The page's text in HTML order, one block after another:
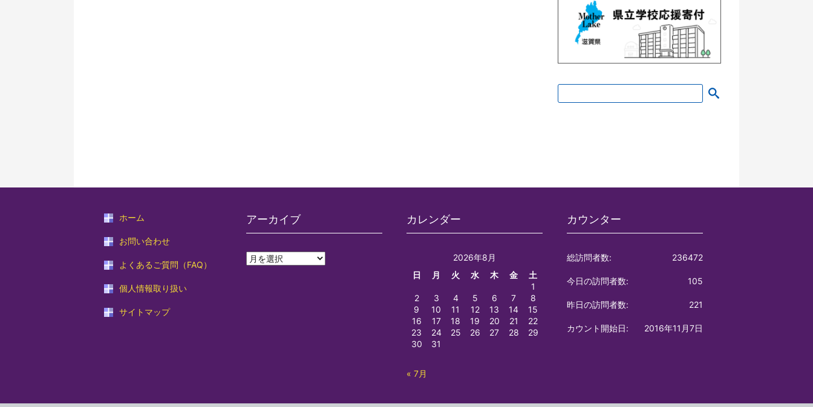
ホーム
お問い合わせ
よくあるご質問（FAQ）
個人情報取り扱い
サイトマップ
アーカイブ カレンダー
2026年8月
日
月 火 水 木 金
土
1
2
3 4 5 6 7
8
9
10 11 12 13 14
15
16
17 18 19 20 21
22
23
24 25 26 27 28
29
30
31
« 7月
カウンター
236472
総訪問者数:
105
今日の訪問者数:
221
昨日の訪問者数:
2016年11月7日
カウント開始日: